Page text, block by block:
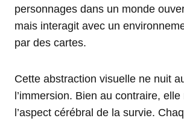
personnages dans un monde
mais interagit avec un
par des cartes.
Cette abstraction visuelle ne nuit
l’immersion. Bien au contraire,
l’aspect cérébral de la survie.